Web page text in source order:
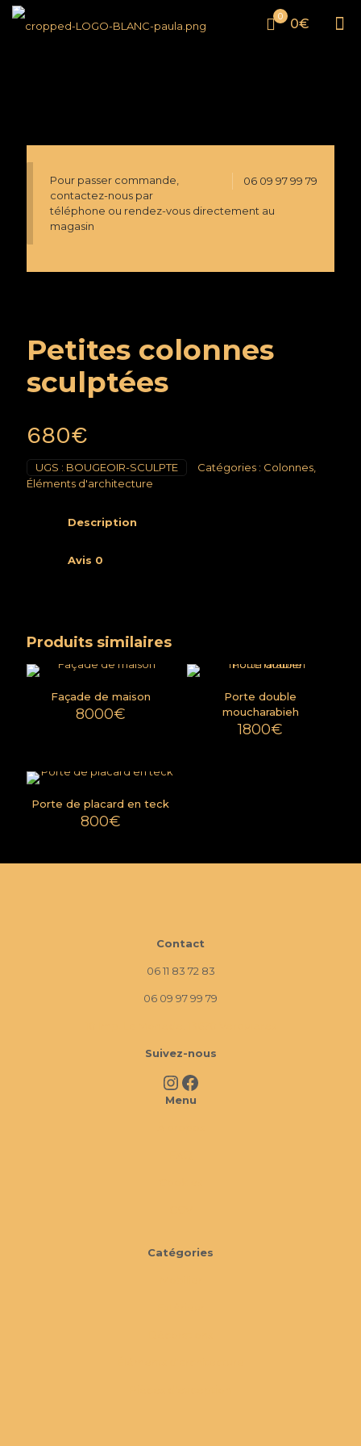
0 0€
06 09 97 99 79
Pour passer commande,
contactez-nous par
téléphone ou rendez-vous directement au
magasin
Petites colonnes
sculptées
680€
UGS : BOUGEOIR-SCULPTE Catégories : Colonnes
Éléments d'architecture
Description
Avis 0
Produits similaires
Façade de maison
8000€
Porte double
moucharabieh
1800€
Porte de placard en teck
800€
Contact
06 11 83 72 83
06 09 97 99 79
Suivez-nous
InstagramFacebook
Menu
Catégories